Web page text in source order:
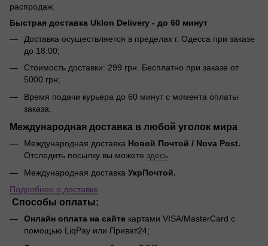
распродаж.
Быстрая доставка Uklon Delivery - до 60 минут
Доставка осуществляется в пределах г. Одесса при заказе
до 18:00;
Стоимость доставки: 299 грн. Бесплатно при заказе от
5000 грн;
Время подачи курьера до 60 минут с момента оплаты
заказа.
Международная доставка в любой уголок мира
Международная доставка Новой Почтой / Nova Post.
Отследить посылку вы можете здесь.
Международная доставка УкрПочтой.
Подробнее о доставке
Способы оплаты:
Онлайн оплата на сайте картами VISA/MasterCard с
помощью LiqPay или Приват24;